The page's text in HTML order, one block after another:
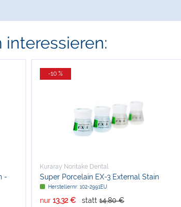
interessieren:
-
-10 %
Kuraray Noritake Dental
Super Porcelain EX-3 External Stain
Herstellernr: 102-2991EU
nur 13,32 € statt 14,80 €